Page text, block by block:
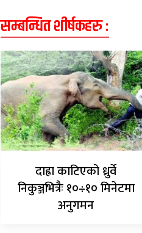
सम्बन्धित शीर्षकहरु :
दाह्रा काटिएको ध्रुर्वे
निकुञ्जभित्रैः १०÷१० मिनेटमा
अनुगमन